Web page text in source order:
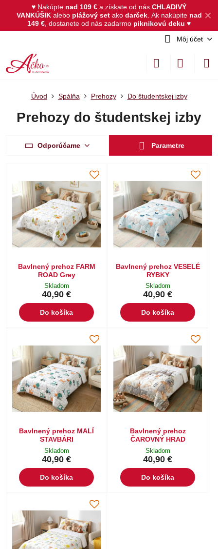
✕
♥ Nakúpte nad 109 € a získate od nás CHLADIVÝ
VANKÚŠIKalebo plážový set akodarček. Ak nakúpite nad
149 € , dostanete od nás zadarmo piknikovú deku ♥
Môj účet
Úvod Spálňa Prehozy Do študentskej izby
Prehozy do študentskej izby
Odporúčame Parametre
Bavlnený prehoz FARM
ROAD Grey
Skladom
40,90 €
Do košíka
Bavlnený prehoz VESELÉ
RYBKY
Skladom
40,90 €
Do košíka
Bavlnený prehoz MALÍ
STAVBÁRI
Skladom
40,90 €
Do košíka
Bavlnený prehoz
ČAROVNÝ HRAD
Skladom
40,90 €
Do košíka